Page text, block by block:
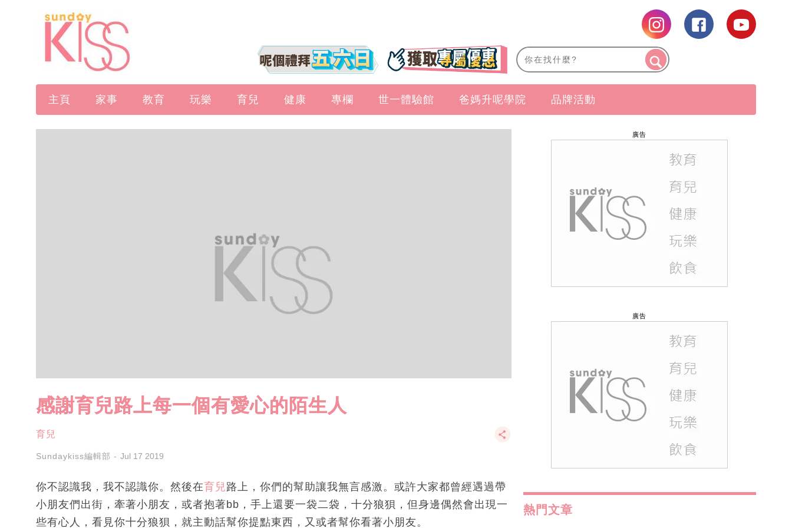
主頁 家事 教育 玩樂 育兒 健康 專欄 世一體驗館 爸媽升呢學院 品牌活動
感謝育兒路上每一個有愛心的陌生人
育兒
Sundaykiss編輯部 Jul 17 2019
你不認識我，我不認識你。然後在育兒路上，你們的幫助讓我無言感激。或許大家都曾經遇過帶
小朋友們出街，牽著小朋友，或者抱著bb，手上還要一袋二袋，十分狼狽，但身邊偶然會出現一
些有心人，看見你十分狼狽，就主動話幫你提點東西，又或者幫你看著小朋友。
廣告
廣告
熱門文章